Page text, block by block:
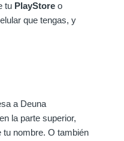
tu PlayStore o
que tengas, y
a Deuna
la parte superior,
tu nombre. O también